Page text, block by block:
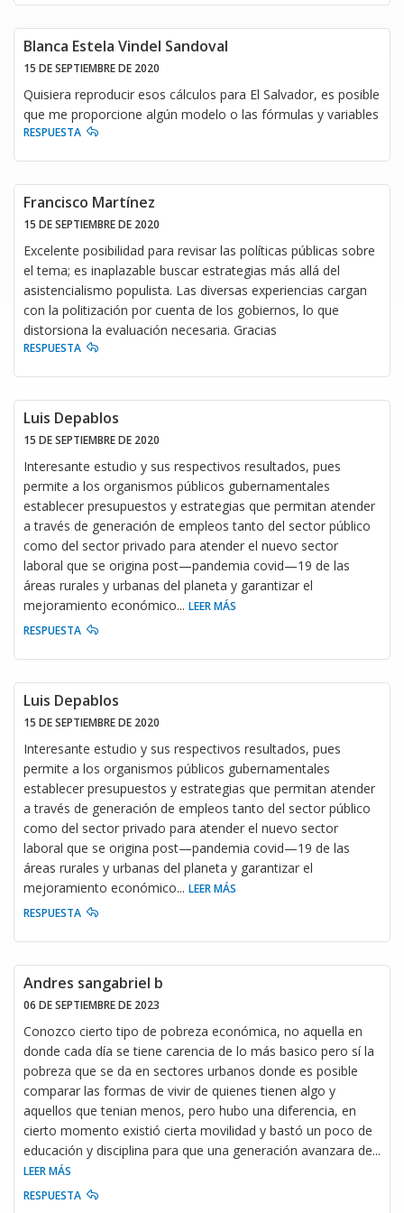
Blanca Estela Vindel Sandoval
15 DE SEPTIEMBRE DE 2020
Quisiera reproducir esos cálculos para El Salvador, es posible
que me proporcione algún modelo o las fórmulas y variables
RESPUESTA
Francisco Martínez
15 DE SEPTIEMBRE DE 2020
Excelente posibilidad para revisar las políticas públicas sobre
el tema; es inaplazable buscar estrategias más allá del
asistencialismo populista. Las diversas experiencias cargan
con la politización por cuenta de los gobiernos, lo que
distorsiona la evaluación necesaria. Gracias
RESPUESTA
Luis Depablos
15 DE SEPTIEMBRE DE 2020
Interesante estudio y sus respectivos resultados, pues
permite a los organismos públicos gubernamentales
establecer presupuestos y estrategias que permitan atender
a través de generación de empleos tanto del sector público
como del sector privado para atender el nuevo sector
laboral que se origina post—pandemia covid—19 de las
áreas rurales y urbanas del planeta y garantizar el
mejoramiento económico... LEER MÁS
RESPUESTA
Luis Depablos
15 DE SEPTIEMBRE DE 2020
Interesante estudio y sus respectivos resultados, pues
permite a los organismos públicos gubernamentales
establecer presupuestos y estrategias que permitan atender
a través de generación de empleos tanto del sector público
como del sector privado para atender el nuevo sector
laboral que se origina post—pandemia covid—19 de las
áreas rurales y urbanas del planeta y garantizar el
mejoramiento económico... LEER MÁS
RESPUESTA
Andres sangabriel b
06 DE SEPTIEMBRE DE 2023
Conozco cierto tipo de pobreza económica, no aquella en
donde cada día se tiene carencia de lo más basico pero sí la
pobreza que se da en sectores urbanos donde es posible
comparar las formas de vivir de quienes tienen algo y
aquellos que tenian menos, pero hubo una diferencia, en
cierto momento existió cierta movilidad y bastó un poco de
educación y disciplina para que una generación avanzara de...
LEER MÁS
RESPUESTA